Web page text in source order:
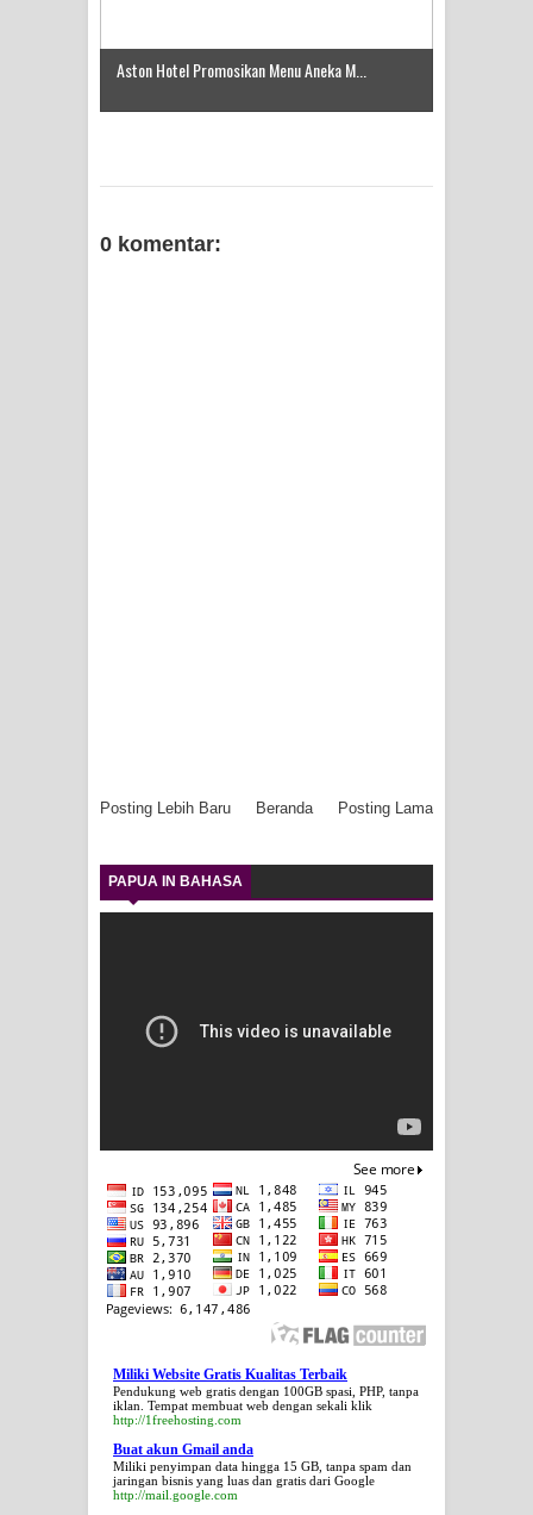
Aston Hotel Promosikan Menu Aneka M...
0 komentar:
Posting Lebih Baru Posting Lama
Beranda
PAPUA IN BAHASA
Miliki Website Gratis Kualitas Terbaik
Pendukung web gratis dengan 100GB spasi, PHP, tanpa
iklan. Tempat membuat web dengan sekali klik
http://1freehosting.com
Buat akun Gmail anda
Miliki penyimpan data hingga 15 GB, tanpa spam dan
jaringan bisnis yang luas dan gratis dari Google
http://mail.google.com